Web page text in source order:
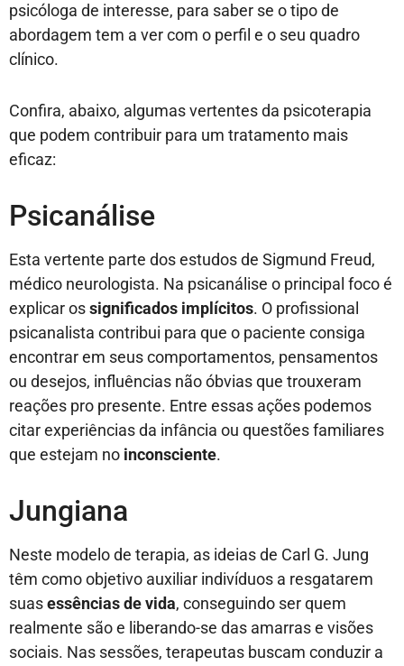
psicóloga de interesse, para saber se o tipo de
abordagem tem a ver com o perfil e o seu quadro
clínico.
Confira, abaixo, algumas vertentes da psicoterapia
que podem contribuir para um tratamento mais
eficaz:
Psicanálise
Esta vertente parte dos estudos de Sigmund Freud,
médico neurologista. Na psicanálise o principal foco é
explicar ossignificados implícitos. O profissional
psicanalista contribui para que o paciente consiga
encontrar em seus comportamentos, pensamentos
ou desejos, influências não óbvias que trouxeram
reações pro presente. Entre essas ações podemos
citar experiências da infância ou questões familiares
que estejam no inconsciente.
Jungiana
Neste modelo de terapia, as ideias de Carl G. Jung
têm como objetivo auxiliar indivíduos a resgatarem
suasessências de vida, conseguindo ser quem
realmente são e liberando-se das amarras e visões
sociais. Nas sessões, terapeutas buscam conduzir a